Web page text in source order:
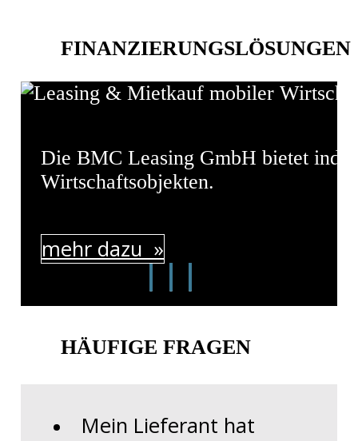
FINANZIERUNGSLÖSUNGEN
Die BMC Leasing GmbH bietet
Wirtschaftsobjekten.
mehr dazu »
HÄUFIGE FRAGEN
Mein Lieferant hat